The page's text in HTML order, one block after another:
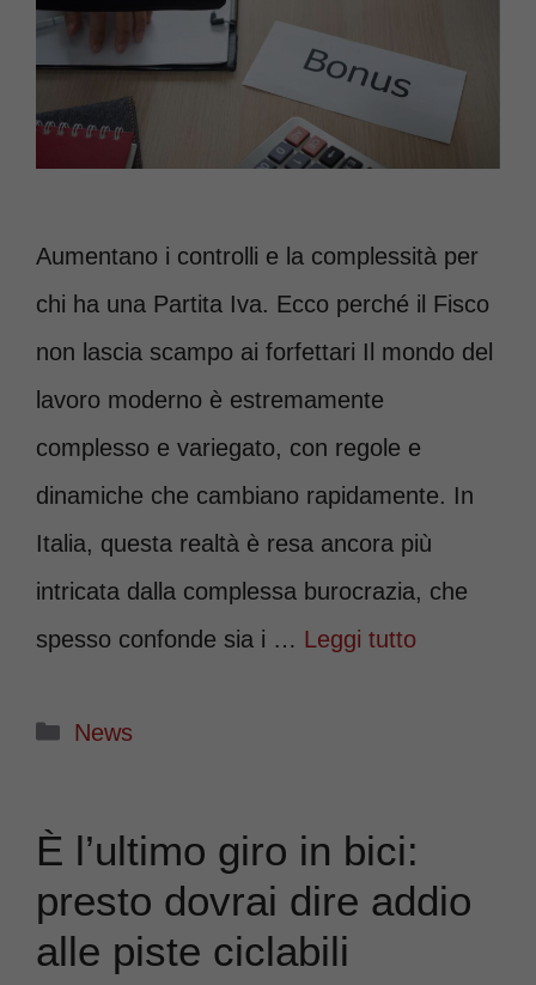
Aumentano i controlli e la complessità per
chi ha una Partita Iva. Ecco perché il Fisco
non lascia scampo ai forfettari Il mondo del
lavoro moderno è estremamente
complesso e variegato, con regole e
dinamiche che cambiano rapidamente. In
Italia, questa realtà è resa ancora più
intricata dalla complessa burocrazia, che
spesso confonde sia i … Leggi tutto
Categorie
News
È l’ultimo giro in bici:
presto dovrai dire addio
alle piste ciclabili